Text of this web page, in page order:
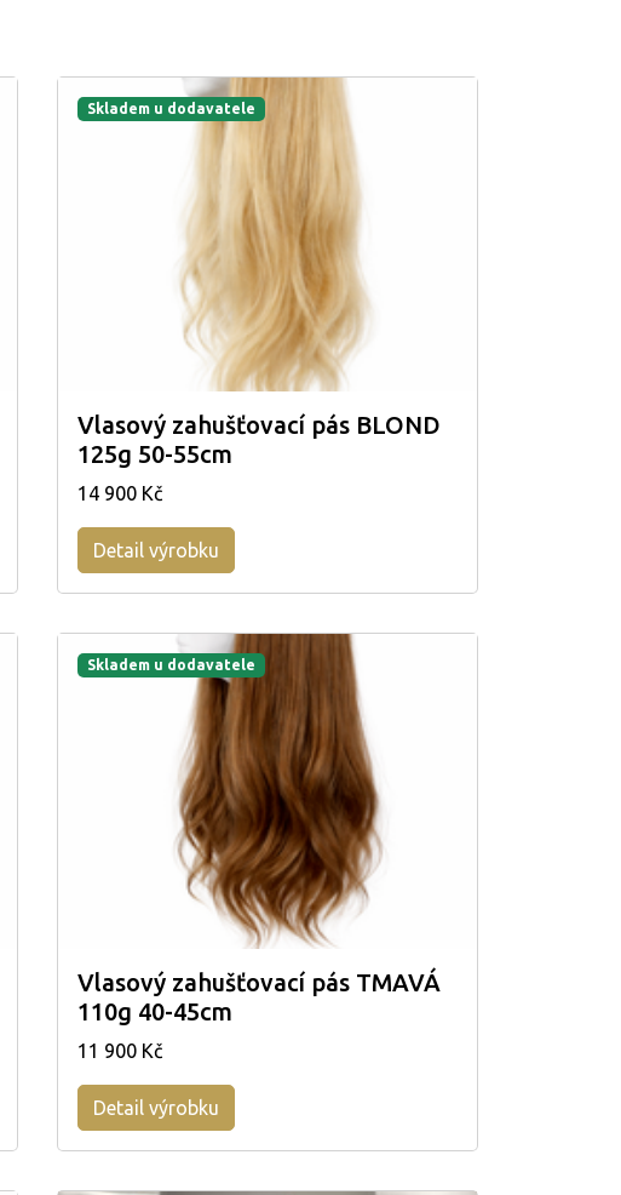
Skladem u dodavatele
Vlasový zahušťovací pás BLOND
125g 50-55cm
14 900 Kč
Detail výrobku
Skladem u dodavatele
Vlasový zahušťovací pás TMAVÁ
110g 40-45cm
11 900 Kč
Detail výrobku